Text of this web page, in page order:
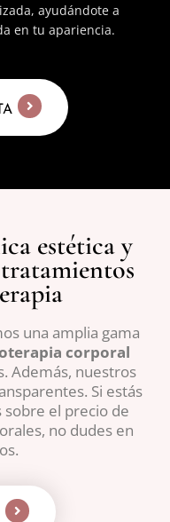
ayudándote a
en tu apariencia.
estética y
una amplia gama
corporal
Además, nuestros
Si estás
el precio de
no dudes en